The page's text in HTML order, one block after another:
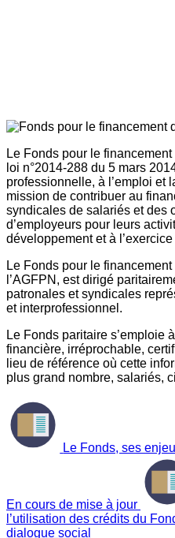
Le Fonds pour le
loi n°2014-288 du 5 mars
professionnelle, à l’emploi et
mission de contribuer au
syndicales de salariés et des
d’employeurs pour leurs
développement et à
Le Fonds pour le
l’AGFPN, est dirigé
patronales et syndicales
et interprofessionnel.
Le Fonds paritaire s’emploie
financière, irréprochable,
lieu de référence où cette
plus grand nombre, salariés,
Le Fonds, ses
En cours de mise à jour
l’utilisation des crédits du
dialogue social